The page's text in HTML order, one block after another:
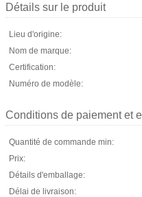
Détails sur le produit
Lieu d'origine:
Nom de marque:
Certification:
Numéro de modèle:
Conditions de paiement et
Quantité de commande min:
Prix:
Détails d'emballage:
Délai de livraison: